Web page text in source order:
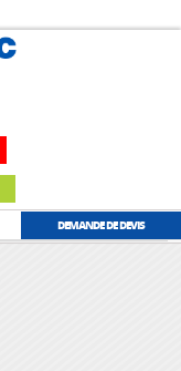
DEMANDE DE DEVIS